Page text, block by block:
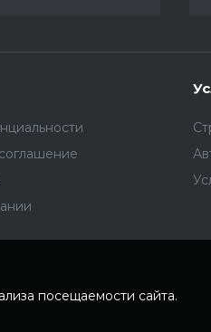
посещаемости сайта.